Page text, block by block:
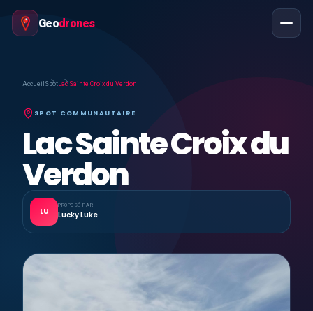
Geodrones
Accueil SpotLac Sainte Croix du Verdon
SPOT COMMUNAUTAIRE
Lac Sainte Croix du
Verdon
LU
PROPOSÉ PAR
Lucky Luke